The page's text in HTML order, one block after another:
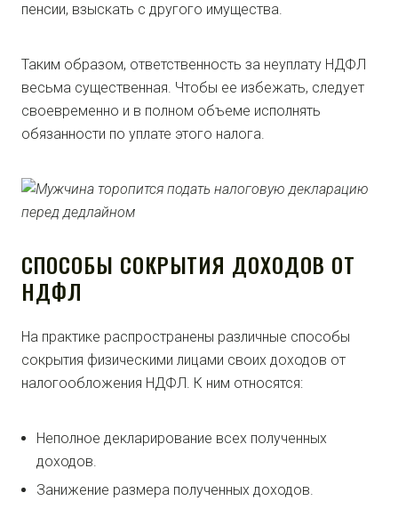
пенсии, взыскать с другого имущества.
Таким образом, ответственность за неуплату НДФЛ
весьма существенная. Чтобы ее избежать, следует
своевременно и в полном объеме исполнять
обязанности по уплате этого налога.
СПОСОБЫ СОКРЫТИЯ ДОХОДОВ ОТ
НДФЛ
На практике распространены различные способы
сокрытия физическими лицами своих доходов от
налогообложения НДФЛ. К ним относятся:
Неполное декларирование всех полученных
доходов.
Занижение размера полученных доходов.